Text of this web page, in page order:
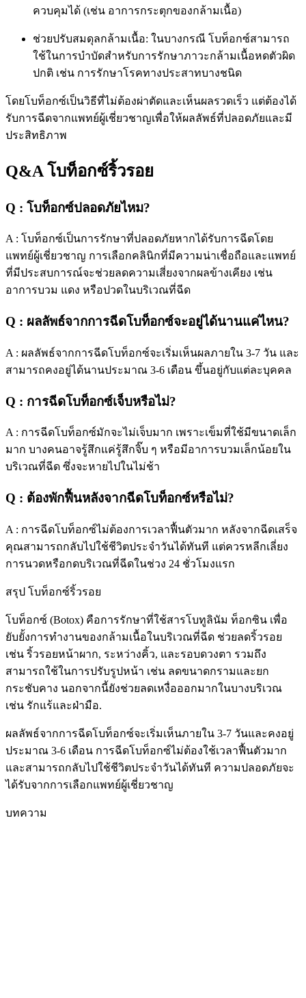
ควบคุมได้ (เช่น อาการกระตุกของกล้ามเนื้อ)
ช่วยปรับสมดุลกล้ามเนื้อ: ในบางกรณี โบท็อกซ์สามารถ
ใช้ในการบำบัดสำหรับการรักษาภาวะกล้ามเนื้อหดตัวผิด
ปกติ เช่น การรักษาโรคทางประสาทบางชนิด
โดยโบท็อกซ์เป็นวิธีที่ไม่ต้องผ่าตัดและเห็นผลรวดเร็ว แต่ต้องได้
รับการฉีดจากแพทย์ผู้เชี่ยวชาญเพื่อให้ผลลัพธ์ที่ปลอดภัยและมี
ประสิทธิภาพ
Q&A โบท็อกซ์ริ้วรอย
Q : โบท็อกซ์ปลอดภัยไหม?
A : โบท็อกซ์เป็นการรักษาที่ปลอดภัยหากได้รับการฉีดโดย
แพทย์ผู้เชี่ยวชาญ การเลือกคลินิกที่มีความน่าเชื่อถือและแพทย์
ที่มีประสบการณ์จะช่วยลดความเสี่ยงจากผลข้างเคียง เช่น
อาการบวม แดง หรือปวดในบริเวณที่ฉีด
Q : ผลลัพธ์จากการฉีดโบท็อกซ์จะอยู่ได้นานแค่ไหน?
A : ผลลัพธ์จากการฉีดโบท็อกซ์จะเริ่มเห็นผลภายใน 3-7 วัน และ
สามารถคงอยู่ได้นานประมาณ 3-6 เดือน ขึ้นอยู่กับแต่ละบุคคล
Q : การฉีดโบท็อกซ์เจ็บหรือไม่?
A : การฉีดโบท็อกซ์มักจะไม่เจ็บมาก เพราะเข็มที่ใช้มีขนาดเล็ก
มาก บางคนอาจรู้สึกแค่รู้สึกจิ๊บ ๆ หรือมีอาการบวมเล็กน้อยใน
บริเวณที่ฉีด ซึ่งจะหายไปในไม่ช้า
Q : ต้องพักฟื้นหลังจากฉีดโบท็อกซ์หรือไม่?
A : การฉีดโบท็อกซ์ไม่ต้องการเวลาฟื้นตัวมาก หลังจากฉีดเสร็จ
คุณสามารถกลับไปใช้ชีวิตประจำวันได้ทันที แต่ควรหลีกเลี่ยง
การนวดหรือกดบริเวณที่ฉีดในช่วง 24 ชั่วโมงแรก
สรุป โบท็อกซ์ริ้วรอย
โบท็อกซ์ (Botox) คือการรักษาที่ใช้สารโบทูลินัม ท็อกซิน เพื่อ
ยับยั้งการทำงานของกล้ามเนื้อในบริเวณที่ฉีด ช่วยลดริ้วรอย
เช่น ริ้วรอยหน้าผาก, ระหว่างคิ้ว, และรอบดวงตา รวมถึง
สามารถใช้ในการปรับรูปหน้า เช่น ลดขนาดกรามและยก
กระชับคาง นอกจากนี้ยังช่วยลดเหงื่อออกมากในบางบริเวณ
เช่น รักแร้และฝ่ามือ.
ผลลัพธ์จากการฉีดโบท็อกซ์จะเริ่มเห็นภายใน 3-7 วันและคงอยู่
ประมาณ 3-6 เดือน การฉีดโบท็อกซ์ไม่ต้องใช้เวลาฟื้นตัวมาก
และสามารถกลับไปใช้ชีวิตประจำวันได้ทันที ความปลอดภัยจะ
ได้รับจากการเลือกแพทย์ผู้เชี่ยวชาญ
บทความ